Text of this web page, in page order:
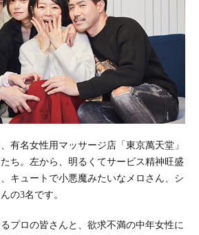
有名女性用マッサージ店「東京萬天堂」
ち。左から、明るくてサービス精神旺盛
キュートで小悪魔みたいなメロさん、シ
の3名です。
プロの皆さんと、欲求不満の中年女性に